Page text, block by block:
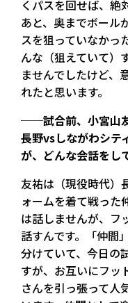
くパスを回せば、絶
あと、奥までボール
スを狙っていなかっ
んな（狙えていて）
ませんでしたけど、
れたと思います。
──試合前、小宮山
長野vsしながわシテ
が、どんな会話をし
友祐は（現役時代）
ォームを着て戦った
は話しませんが、フ
話すんです。「仲間
分けていて、今日の
すが、お互いにフッ
さんを引っ張って人